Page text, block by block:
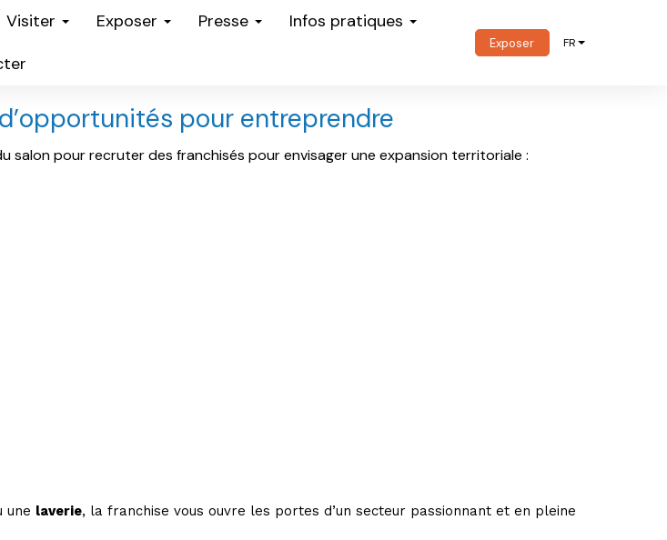
Visiter Exposer Presse
Infos pratiques
Exposer FR
pour entreprendre
salon pour recruter des franchisés pour envisager une expansion territoriale :
une laverie, la franchise vous ouvre les portes d’un secteur passionnant et en pleine